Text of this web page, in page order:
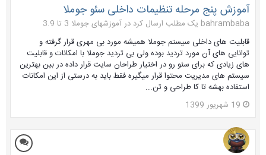
آموزش پنج مرحله تنظیمات داخلی سئو جوملا
bahrambaba یک مطلب ارسال کرد در
آموزشهای جوملا 3 تا 3.9
قابلیت های داخلی سیستم جوملا همیشه مورد بی مهری قرار گرفته و
توانایی های آن مورد تردید بوده ولی بی تردید جوملا با امکانات و قابلیت
های زیادی که برای سئو رو در اختیار طراحان سایت قرار داده در بین بهترین
سیستم های مدیریت محتوا قرار میگیره فقط باید به درستی از این امکانات
استفاده بهشه تا کا طراحی و تن...
19 شهریور 1399